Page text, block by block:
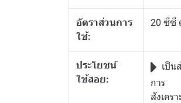
อัตราส่วนการ
ใช้:
20 ซีซี
ประโยชน์
ใช้สอย:
เป็น
การ
สังเคร